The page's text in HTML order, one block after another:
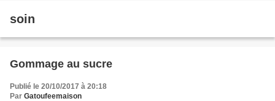
soin
Gommage au sucre
Publié le 20/10/2017 à 20:18
Par Gatoufeemaison